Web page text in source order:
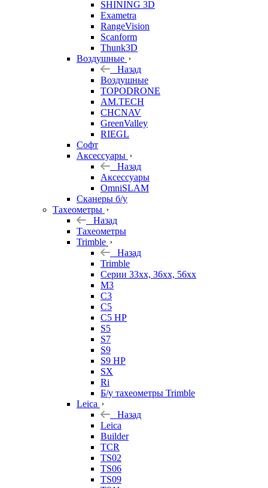
SHINING 3D
Exametra
RangeVision
Scanform
Thunk3D
Воздушные
Назад
Воздушные
TOPODRONE
AM.TECH
CHCNAV
GreenValley
RIEGL
Софт
Аксессуары
Назад
Аксессуары
OmniSLAM
Сканеры б/у
Тахеометры
Назад
Тахеометры
Trimble
Назад
Trimble
Серии 33xx, 36xx, 56xx
M3
C3
C5
C5 HP
S5
S7
S9
S9 HP
SX
Ri
Б/у тахеометры Trimble
Leica
Назад
Leica
Builder
TCR
TS02
TS06
TS09